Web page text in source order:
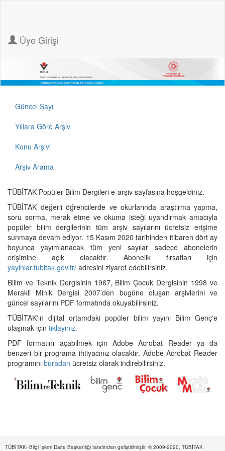
Üye Girişi
Güncel Sayı
Yıllara Göre Arşiv
Konu Arşivi
Arşiv Arama
TÜBİTAK Popüler Bilim Dergileri e-arşiv sayfasına hoşgeldiniz.
TÜBİTAK değerli öğrencilerde ve okurlarında araştırma yapma,
soru sorma, merak etme ve okuma isteği uyandırmak amacıyla
popüler bilim dergilerinin tüm arşiv sayılarını ücretsiz erişime
sunmaya devam ediyor. 15 Kasım 2020 tarihinden itibaren dört ay
boyunca yayımlanacak tüm yeni sayılar sadece abonelerin
erişimine açık olacaktır. Abonelik fırsatları için
yayinlar.tubitak.gov.tr/ adresini ziyaret edebilirsiniz.
Bilim ve Teknik Dergisinin 1967, Bilim Çocuk Dergisinin 1998 ve
Merakli Minik Dergisi 2007’den bugüne oluşan arşivlerini ve
güncel sayılarını PDF formatında okuyabilirsiniz.
TÜBİTAK'ın dijital ortamdaki popüler bilim yayını Bilim Genç'e
ulaşmak için tıklayınız.
PDF formatını açabilmek için Adobe Acrobat Reader ya da
benzeri bir programa ihtiyacınız olacaktır. Adobe Acrobat Reader
programını buradan ücretsiz olarak indirebilirsiniz.
TÜBİTAK- Bilgi İşlem Daire Başkanlığı tarafından geliştirilmiştir. © 2009-2020, TÜBİTAK